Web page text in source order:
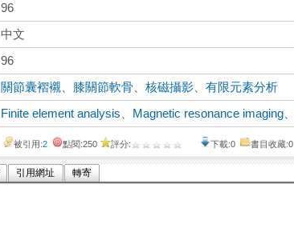
96
中文
96
關節囊褶襯 膝關節軟骨 、核磁攝影 、有限元素分析
Finite element analysis Magnetic resonance imaging
被引用:2 點閱:250 評分: 下載:0 書目收藏:0
引用網址 轉寄